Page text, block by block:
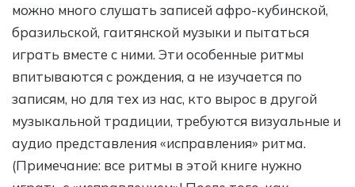
можно много слушать записей афро-кубинской,
бразильской, гаитянской музыки и пытаться
играть вместе с ними. Эти особенные ритмы
впитываются с рождения, а не изучается по
записям, но для тех из нас, кто вырос в другой
музыкальной традиции, требуются визуальные и
аудио представления «исправления» ритма.
(Примечание: все ритмы в этой книге нужно